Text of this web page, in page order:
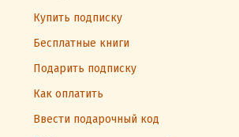
Купить подписку
Бесплатные книги
Подарить подписку
Как оплатить
Ввести подарочный код